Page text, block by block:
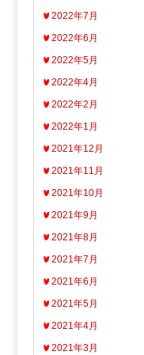
2022年7月
2022年6月
2022年5月
2022年4月
2022年2月
2022年1月
2021年12月
2021年11月
2021年10月
2021年9月
2021年8月
2021年7月
2021年6月
2021年5月
2021年4月
2021年3月